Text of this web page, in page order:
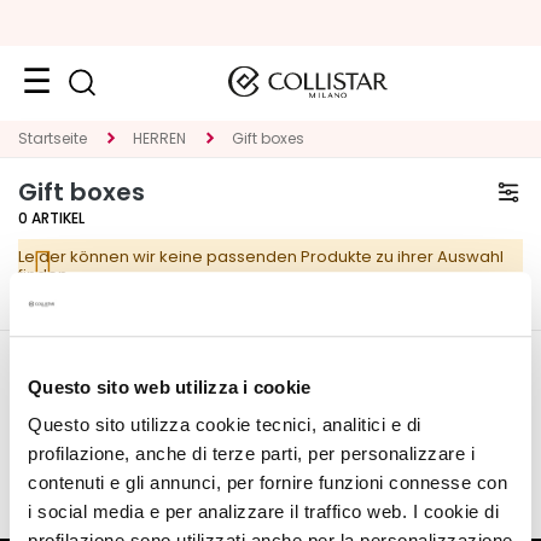
Questo sito web utilizza i cookie
Questo sito utilizza cookie tecnici, analitici e di
profilazione, anche di terze parti, per personalizzare i
contenuti e gli annunci, per fornire funzioni connesse con
i social media e per analizzare il traffico web. I cookie di
Reiseformate
Neuheiten
Gesicht
A
T
G
O
R
Startseite HERREN Gift boxes
Gift boxes
0 ARTIKEL
Leider können wir keine passenden Produkte zu ihrer Auswahl
finden.
MEIN PROFIL
Angaben zum Account
Meine Wishlist